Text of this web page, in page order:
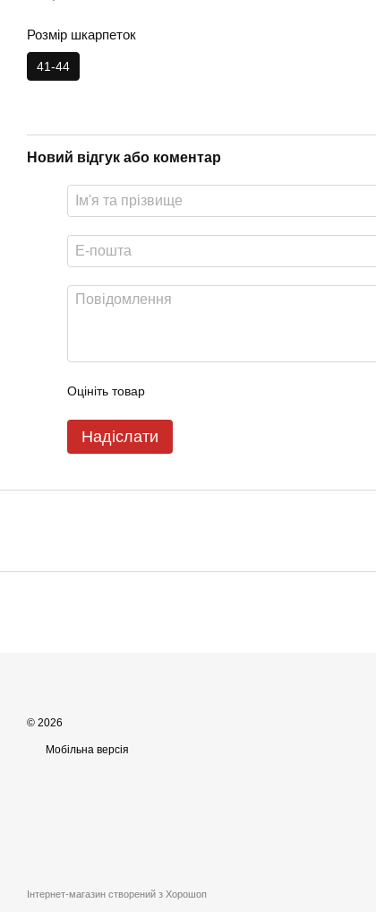
Розмір шкарпеток
41-44
Новий відгук або коментар
Оцініть товар
Надіслати
© 2026
Мобільна версія
Інтернет-магазин створений з Хорошоп